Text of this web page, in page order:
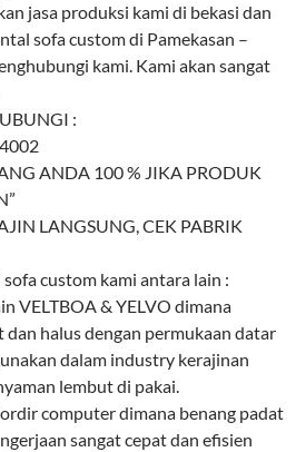
jasa produksi kami di bekasi dan
sofa custom di Pamekasan –
kami. Kami akan sangat
:
ANDA 100 % JIKA PRODUK
LANGSUNG, CEK PABRIK
custom kami antara lain :
VELTBOA & YELVO dimana
halus dengan permukaan datar
dalam industry kerajinan
lembut di pakai.
computer dimana benang padat
sangat cepat dan efisien